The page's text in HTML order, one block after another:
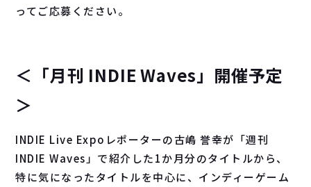
ってご応募ください。
＜「月刊 INDIE Waves」開催予定
＞
INDIE Live Expoレポーターの古嶋 誉幸が「週刊
INDIE Waves」で紹介した1か月分のタイトルから、
特に気になったタイトルを中心に、インディーゲーム